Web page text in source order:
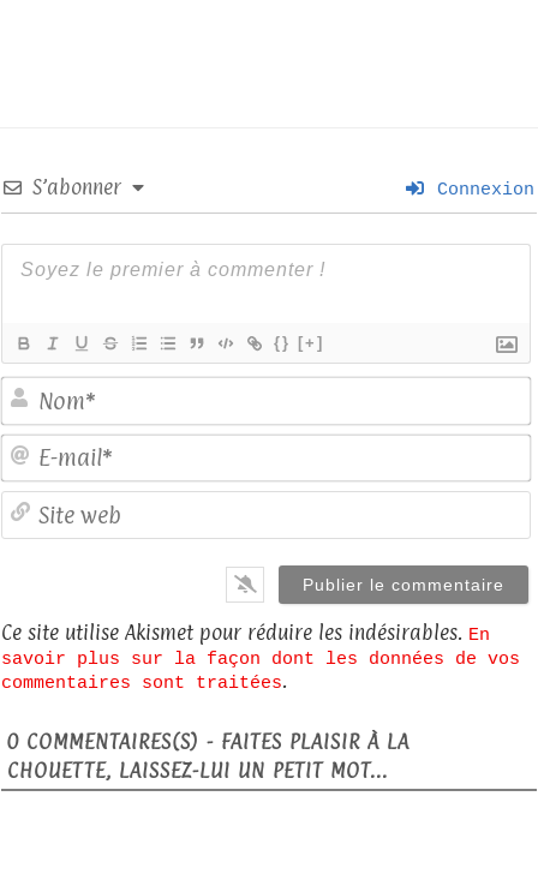
S’abonner Connexion
{} [+]
Ce site utilise Akismet pour réduire les indésirables. En
savoir plus sur la façon dont les données de vos
commentaires sont traitées.
0 COMMENTAIRES(S) - FAITES PLAISIR À LA
CHOUETTE, LAISSEZ-LUI UN PETIT MOT...